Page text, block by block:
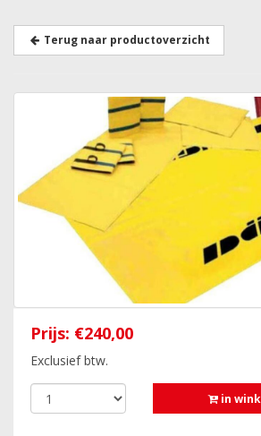
Terug naar productoverzicht
Prijs: €240,00
Exclusief btw.
in